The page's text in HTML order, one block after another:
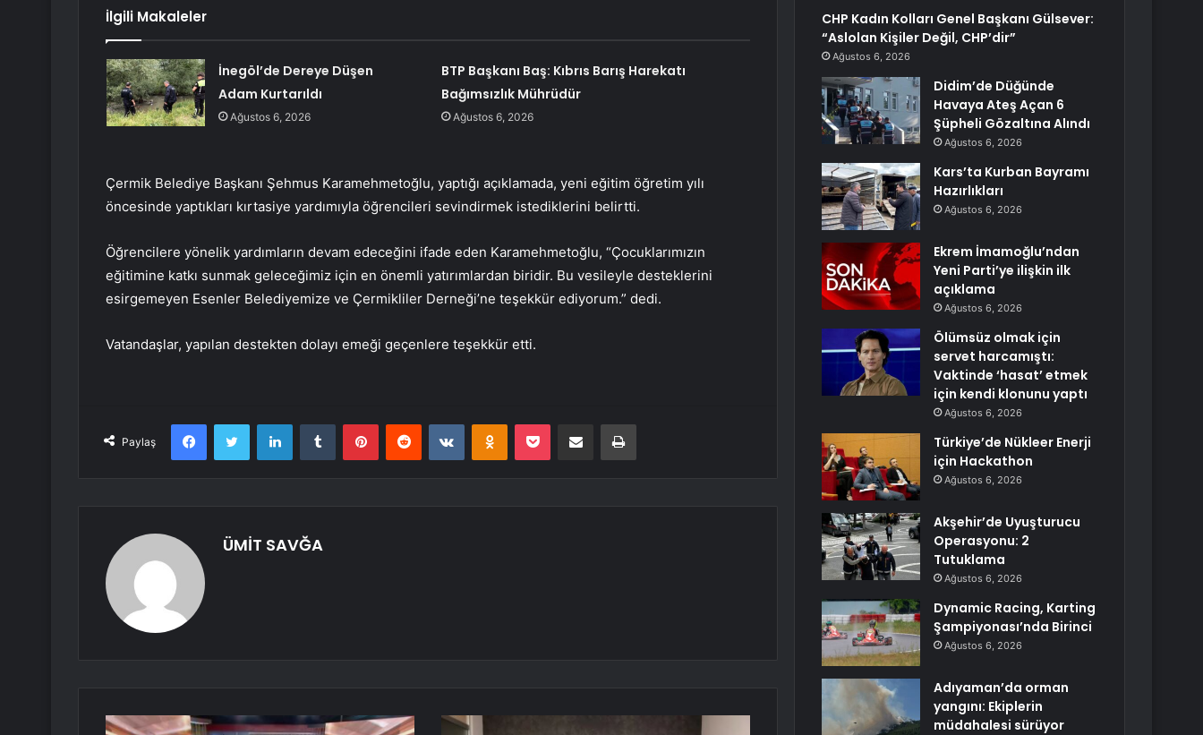
İlgili Makaleler
İnegöl’de Dereye Düşen
Adam Kurtarıldı
Ağustos 6, 2026
BTP Başkanı Baş: Kıbrıs Barış Harekatı
Bağımsızlık Mührüdür
Ağustos 6, 2026
Çermik Belediye Başkanı Şehmus Karamehmetoğlu, yaptığı açıklamada, yeni eğitim öğretim yılı
öncesinde yaptıkları kırtasiye yardımıyla öğrencileri sevindirmek istediklerini belirtti.
Öğrencilere yönelik yardımların devam edeceğini ifade eden Karamehmetoğlu, “Çocuklarımızın
eğitimine katkı sunmak geleceğimiz için en önemli yatırımlardan biridir. Bu vesileyle desteklerini
esirgemeyen Esenler Belediyemize ve Çermikliler Derneği’ne teşekkür ediyorum.” dedi.
Vatandaşlar, yapılan destekten dolayı emeği geçenlere teşekkür etti.
Paylaş
FacebookTwitter LinkedInTumblr PinterestReddit VKontakteOdnoklassniki
Pocket E-Posta ile paylaş Yazdır
ÜMİT SAVĞA
CHP Kadın Kolları Genel Başkanı Gülsever:
“Aslolan Kişiler Değil, CHP’dir”
Ağustos 6, 2026
Didim’de Düğünde
Havaya Ateş Açan 6
Şüpheli Gözaltına Alındı
Ağustos 6, 2026
Kars’ta Kurban Bayramı
Hazırlıkları
Ağustos 6, 2026
Ekrem İmamoğlu’ndan
Yeni Parti’ye ilişkin ilk
açıklama
Ağustos 6, 2026
Ölümsüz olmak için
servet harcamıştı:
Vaktinde ‘hasat’ etmek
için kendi klonunu yaptı
Ağustos 6, 2026
Türkiye’de Nükleer Enerji
için Hackathon
Ağustos 6, 2026
Akşehir’de Uyuşturucu
Operasyonu: 2
Tutuklama
Ağustos 6, 2026
Dynamic Racing, Karting
Şampiyonası’nda Birinci
Ağustos 6, 2026
Adıyaman’da orman
yangını: Ekiplerin
müdahalesi sürüyor